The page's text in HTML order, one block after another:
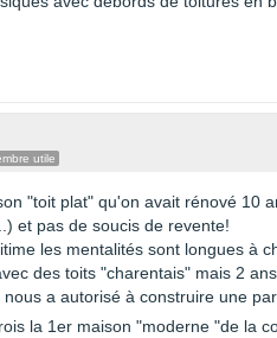
utile
"toit plat" qu'on avait rénové 10
et pas de soucis de revente!
les mentalités sont longues à
des toits "charentais" mais 2
a autorisé à construire une
la 1er maison "moderne "de la